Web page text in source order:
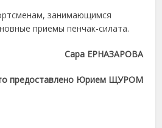
занимающимся
приемы пенчак-силата.
Сара ЕРНАЗАРОВА
предоставлено Юрием ЩУРОМ